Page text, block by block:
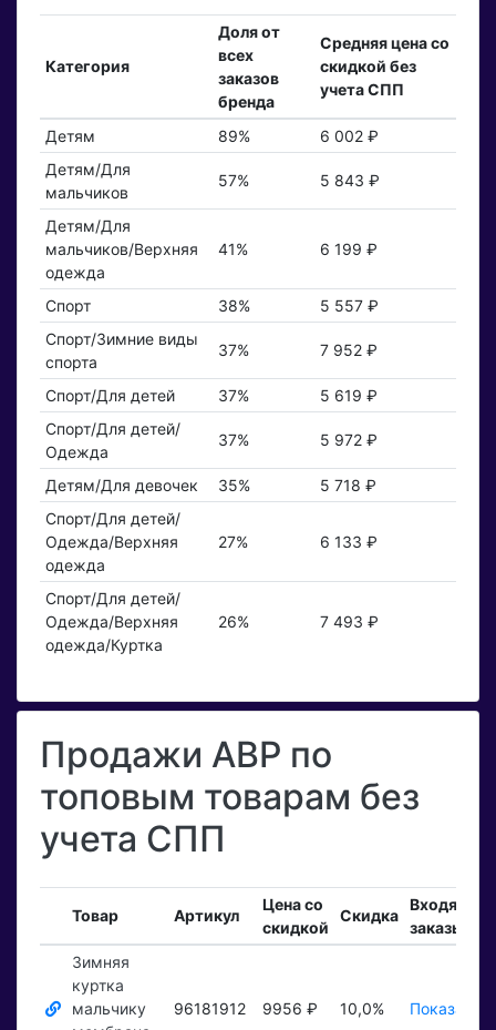
Категория
Доля от
всех
заказов
бренда
Средняя цена со
скидкой без
учета СПП
Детям 89%
6 002 ₽
Детям/Для
мальчиков
57% 5 843 ₽
Детям/Для
мальчиков/Верхняя
одежда
41% 6 199 ₽
Спорт 38%
5 557 ₽
Спорт/Зимние виды
спорта
37% 7 952 ₽
Спорт/Для детей 37%
5 619 ₽
Спорт/Для детей/
Одежда
37% 5 972 ₽
Детям/Для девочек 35%
5 718 ₽
Спорт/Для детей/
Одежда/Верхняя
одежда
27% 6 133 ₽
Спорт/Для детей/
Одежда/Верхняя
одежда/Куртка
26% 7 493 ₽
Продажи АВР по
топовым товарам без
учета СПП
Товар Артикул
Цена со
скидкой
Скидка
Входящие
заказы
Зимняя
куртка
мальчику
96181912 9956 ₽ 10,0% Показать ₽